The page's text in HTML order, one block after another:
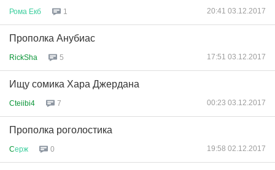
Рома Екб 1 20:41 03.12.2017
Прополка Анубиас
RickSha 5 17:51 03.12.2017
Ищу сомика Хара Джердана
Cteiibi4 7 00:23 03.12.2017
Прополка роголостика
Cерж 0 19:58 02.12.2017